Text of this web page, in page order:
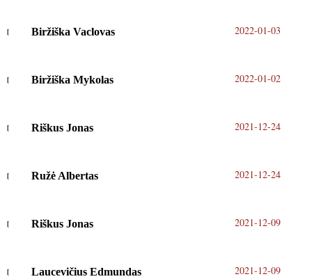
Biržiška Vaclovas 2022-01-03
Biržiška Mykolas 2022-01-02
Riškus Jonas 2021-12-24
Ružė Albertas 2021-12-24
Riškus Jonas 2021-12-09
Laucevičius Edmundas 2021-12-09